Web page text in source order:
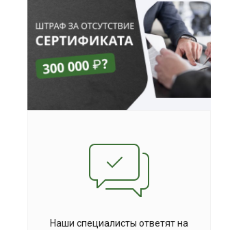
Наши специалисты ответят на